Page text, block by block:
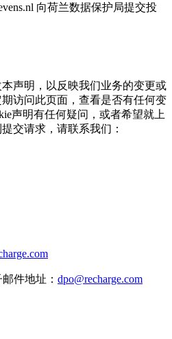
向荷兰数据保护局提交投
声明，以反映我们业务的变更或
访问此页面，查看是否有任何变
声明有任何疑问，或者希望就上
交请求，请联系我们：
件地址： dpo@recharge.com